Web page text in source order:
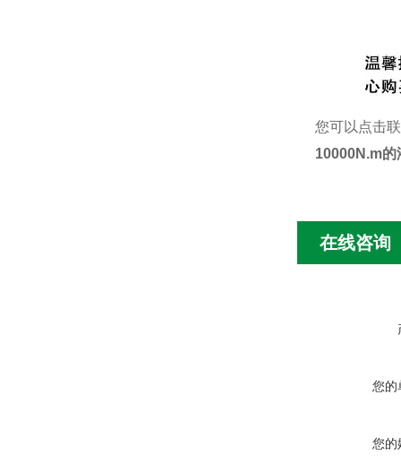
您可以点击
10000N.m的
在线咨询
您的
您的